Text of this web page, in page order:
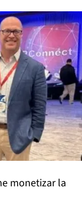
monetizar la